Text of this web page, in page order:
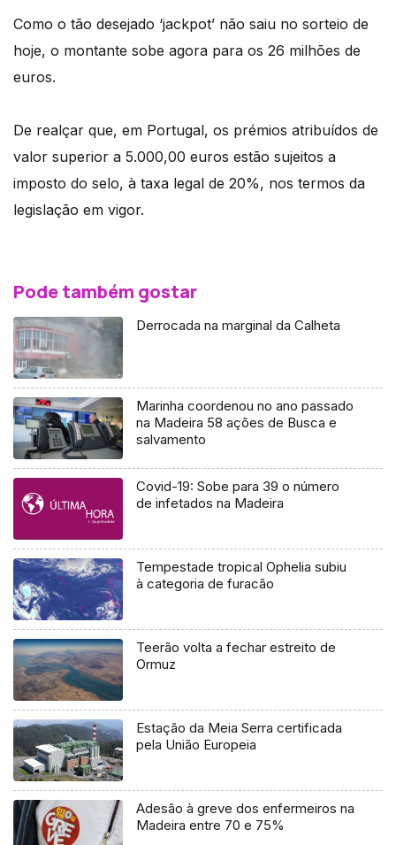
Como o tão desejado ‘jackpot’ não saiu no sorteio de
hoje, o montante sobe agora para os 26 milhões de
euros.
De realçar que, em Portugal, os prémios atribuídos de
valor superior a 5.000,00 euros estão sujeitos a
imposto do selo, à taxa legal de 20%, nos termos da
legislação em vigor.
Pode também gostar
Derrocada na marginal da Calheta
Marinha coordenou no ano passado
na Madeira 58 ações de Busca e
salvamento
Covid-19: Sobe para 39 o número
de infetados na Madeira
Tempestade tropical Ophelia subiu
à categoria de furacão
Teerão volta a fechar estreito de
Ormuz
Estação da Meia Serra certificada
pela União Europeia
Adesão à greve dos enfermeiros na
Madeira entre 70 e 75%